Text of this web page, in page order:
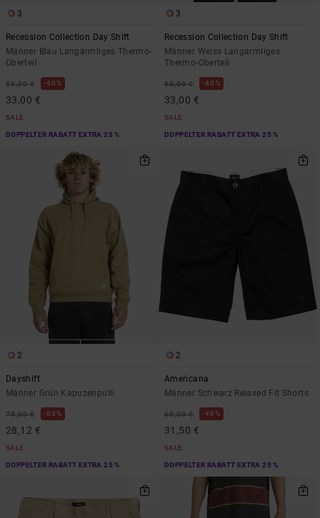
3
Recession Collection Day Shift
Männer Blau Langärmliges Thermo-
Oberteil
55,00 € 40%
33,00 €
SALE
DOPPELTER RABATT EXTRA 25 %
3
Recession Collection Day Shift
Männer Weiss Langärmliges
Thermo-Oberteil
55,00 € 40%
33,00 €
SALE
DOPPELTER RABATT EXTRA 25 %
2
Dayshift
Männer Grün Kapuzenpulli
75,00 € 63%
28,12 €
SALE
DOPPELTER RABATT EXTRA 25 %
2
Americana
Männer Schwarz Relaxed Fit Shorts
60,00 € 48%
31,50 €
SALE
DOPPELTER RABATT EXTRA 25 %